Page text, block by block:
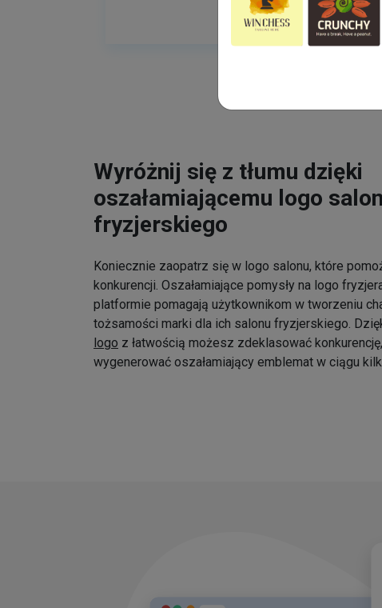
Wyróżnij się z tłumu dzięki
oszałamiającemu logo
fryzjerskiego
Koniecznie zaopatrz się w logo salonu, które
konkurencji. Oszałamiające pomysły na logo
platformie pomagają użytkownikom w tworzeniu
tożsamości marki dla ich salonu fryzjerskiego.
logo z łatwością możesz zdeklasować
wygenerować oszałamiający emblemat w ciągu